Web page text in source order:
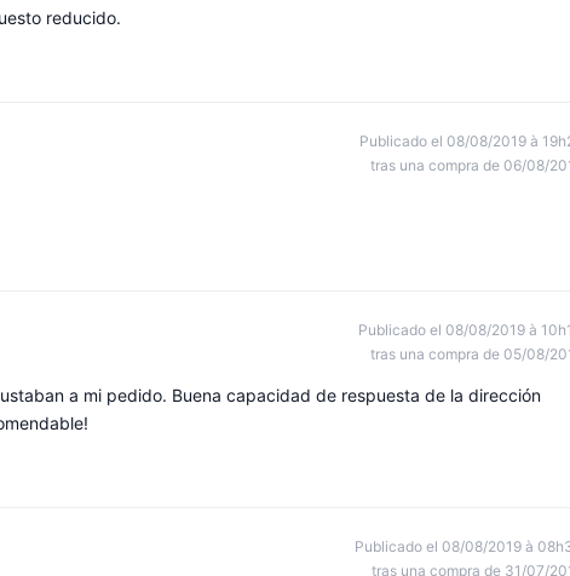
reducido.
Publicado el 08/08/2019 à
tras una compra de 06/08/
Publicado el 08/08/2019 à
tras una compra de 05/08/
a mi pedido. Buena capacidad de respuesta de la dirección
Publicado el 08/08/2019 à
tras una compra de 31/07/